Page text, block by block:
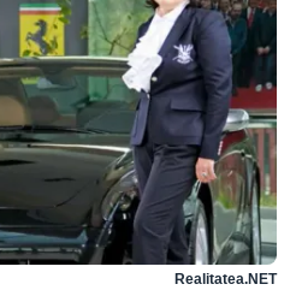
Realitatea.NET